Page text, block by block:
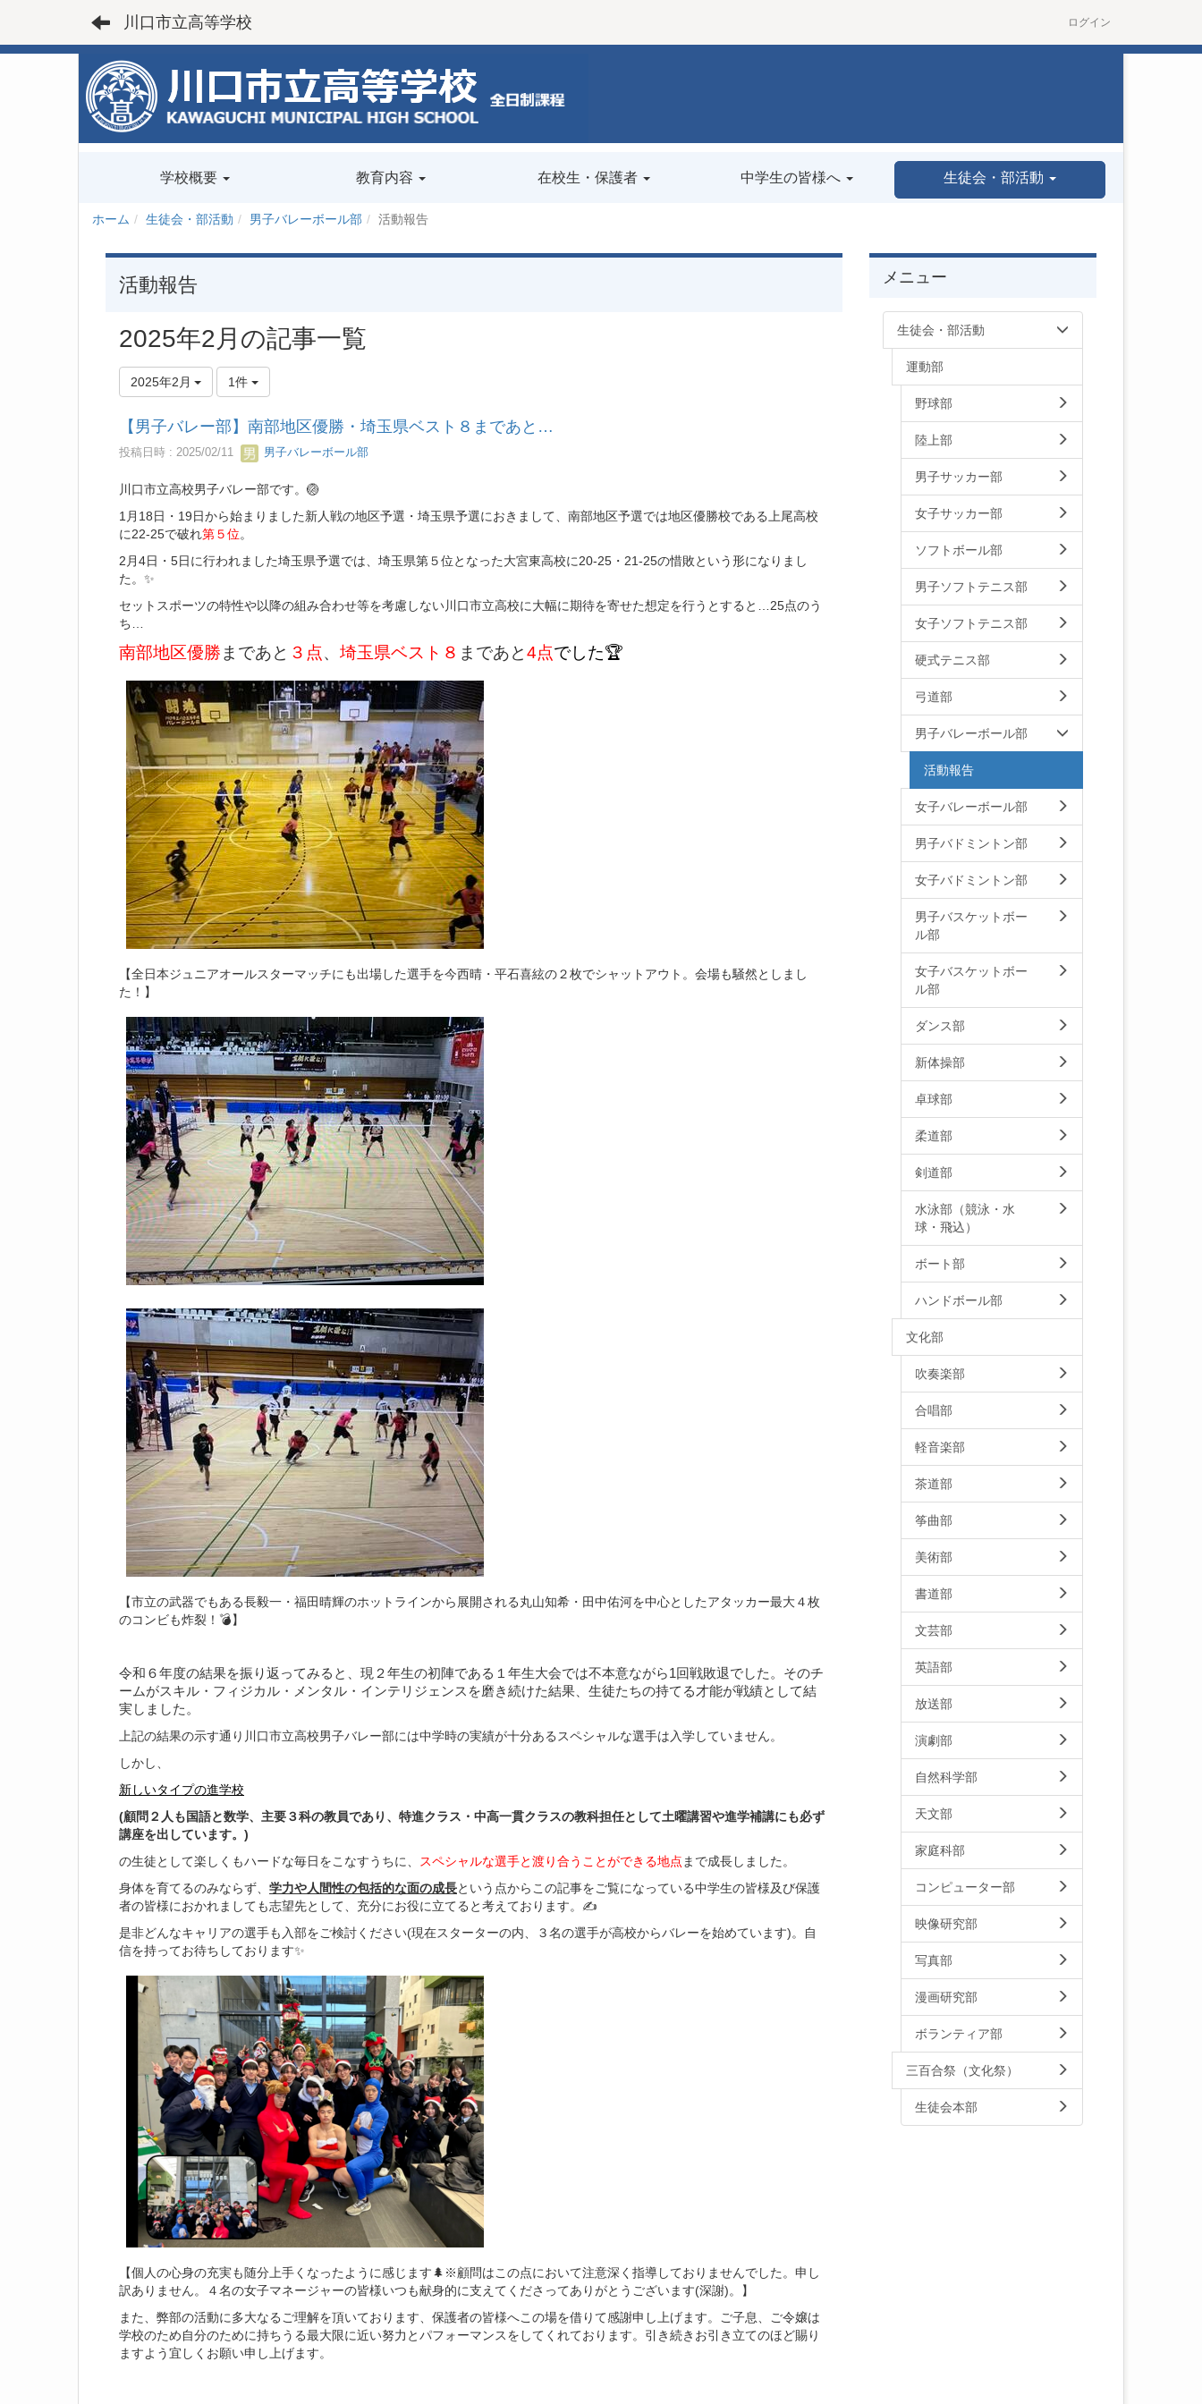
川口市立高等学校 ログイン
学校概要 教育内容 在校生・保護者 中学生の皆様へ 生徒会・部活動
ホーム 生徒会・部活動 男子バレーボール部 活動報告
活動報告
2025年2月の記事一覧
2025年2月 1件
【男子バレー部】南部地区優勝・埼玉県ベスト８まであと…
投稿日時 : 2025/02/11 男子バレーボール部
川口市立高校男子バレー部です。🏐
1月18日・19日から始まりました新人戦の地区予選・埼玉県予選におきまして、南部地区予選では地区優勝校である上尾高校
に22‐25で破れ第５位。
2月4日・5日に行われました埼玉県予選では、埼玉県第５位となった大宮東高校に20-25・21‐25の惜敗という形になりまし
た。✨
セットスポーツの特性や以降の組み合わせ等を考慮しない川口市立高校に大幅に期待を寄せた想定を行うとすると…25点のう
ち…
南部地区優勝 まであと ３点、 埼玉県ベスト８ まであと4点でした🏆
【全日本ジュニアオールスターマッチにも出場した選手を今西晴・平石喜絃の２枚でシャットアウト。会場も騒然としまし
た！】
【市立の武器でもある長毅一・福田晴輝のホットラインから展開される丸山知希・田中佑河を中心としたアタッカー最大４枚
のコンビも炸裂！💣】
令和６年度の結果を振り返ってみると、現２年生の初陣である１年生大会では不本意ながら1回戦敗退でした。そのチ
ームがスキル・フィジカル・メンタル・インテリジェンスを磨き続けた結果、生徒たちの持てる才能が戦績として結
実しました。
上記の結果の示す通り川口市立高校男子バレー部には中学時の実績が十分あるスペシャルな選手は入学していません。
しかし、
新しいタイプの進学校
(顧問２人も国語と数学、主要３科の教員であり、特進クラス・中高一貫クラスの教科担任として土曜講習や進学補講にも必ず
講座を出しています。)
の生徒として楽しくもハードな毎日をこなすうちに、
スペシャルな選手と渡り合うことができる地点 まで成長しました。
身体を育てるのみならず、 学力や人間性の包括的な面の成長という点からこの記事をご覧になっている中学生の皆様及び保護
者の皆様におかれましても志望先として、充分にお役に立てると考えております。✍
是非どんなキャリアの選手も入部をご検討ください(現在スターターの内、３名の選手が高校からバレーを始めています)。自
信を持ってお待ちしております✨
【個人の心身の充実も随分上手くなったように感じます🌲※顧問はこの点において注意深く指導しておりませんでした。申し
訳ありません。４名の女子マネージャーの皆様いつも献身的に支えてくださってありがとうございます(深謝)。】
また、弊部の活動に多大なるご理解を頂いております、保護者の皆様へこの場を借りて感謝申し上げます。ご子息、ご令嬢は
学校のため自分のために持ちうる最大限に近い努力とパフォーマンスをしてくれております。引き続きお引き立てのほど賜り
ますよう宜しくお願い申し上げます。
メニュー
生徒会・部活動
運動部
野球部
陸上部
男子サッカー部
女子サッカー部
ソフトボール部
男子ソフトテニス部
女子ソフトテニス部
硬式テニス部
弓道部
男子バレーボール部
活動報告
女子バレーボール部
男子バドミントン部
女子バドミントン部
男子バスケットボー
ル部
女子バスケットボー
ル部
ダンス部
新体操部
卓球部
柔道部
剣道部
水泳部（競泳・水
球・飛込）
ボート部
ハンドボール部
文化部
吹奏楽部
合唱部
軽音楽部
茶道部
筝曲部
美術部
書道部
文芸部
英語部
放送部
演劇部
自然科学部
天文部
家庭科部
コンピューター部
映像研究部
写真部
漫画研究部
ボランティア部
三百合祭（文化祭）
生徒会本部